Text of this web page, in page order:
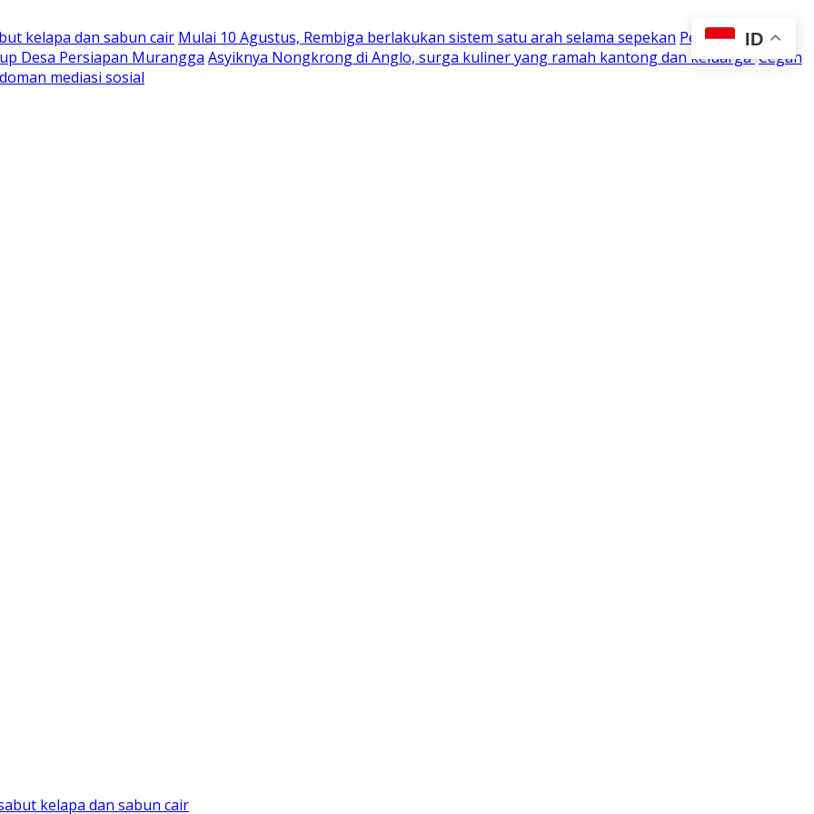
kelapa dan sabun cair Mulai 10 Agustus, Rembiga berlakukan sistem satu arah selama sepekan Perjuangan 15
Desa Persiapan Murangga Asyiknya Nongkrong di Anglo, surga kuliner yang ramah kantong dan keluargaCegah
mediasi sosial
ID